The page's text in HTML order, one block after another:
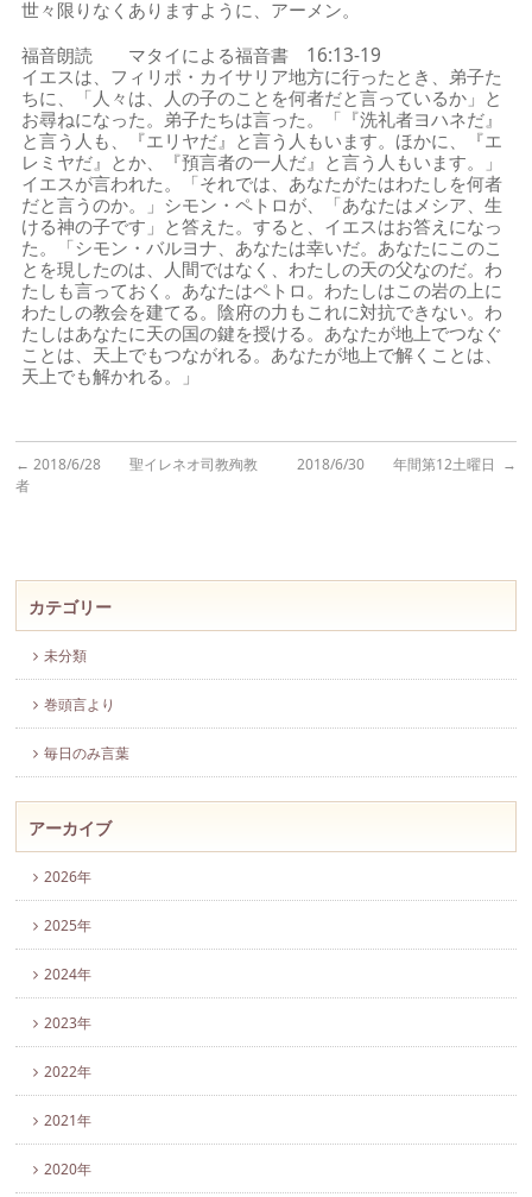
世々限りなくありますように、アーメン。
福音朗読 マタイによる福音書 16:13-19
イエスは、フィリポ・カイサリア地方に行ったとき、弟子た
ちに、「人々は、人の子のことを何者だと言っているか」と
お尋ねになった。弟子たちは言った。「『洗礼者ヨハネだ』
と言う人も、『エリヤだ』と言う人もいます。ほかに、『エ
レミヤだ』とか、『預言者の一人だ』と言う人もいます。」
イエスが言われた。「それでは、あなたがたはわたしを何者
だと言うのか。」シモン・ペトロが、「あなたはメシア、生
ける神の子です」と答えた。すると、イエスはお答えになっ
た。「シモン・バルヨナ、あなたは幸いだ。あなたにこのこ
とを現したのは、人間ではなく、わたしの天の父なのだ。わ
たしも言っておく。あなたはペトロ。わたしはこの岩の上に
わたしの教会を建てる。陰府の力もこれに対抗できない。わ
たしはあなたに天の国の鍵を授ける。あなたが地上でつなぐ
ことは、天上でもつながれる。あなたが地上で解くことは、
天上でも解かれる。」
← 2018/6/28 聖イレネオ司教殉教
者
2018/6/30 年間第12土曜日 →
カテゴリー
未分類
巻頭言より
毎日のみ言葉
アーカイブ
2026年
2025年
2024年
2023年
2022年
2021年
2020年